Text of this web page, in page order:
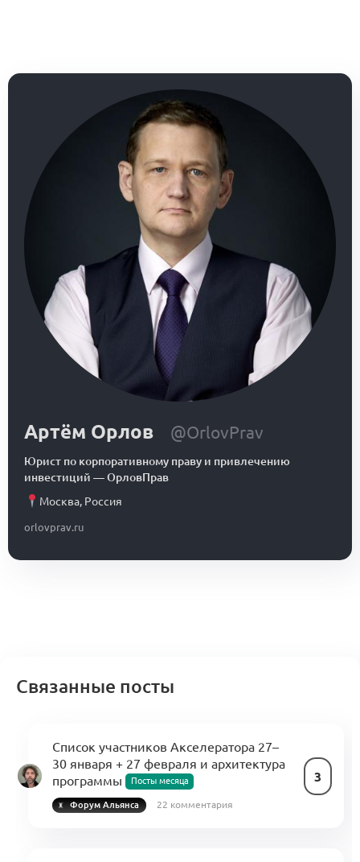
Артём Орлов @OrlovPrav
Юрист по корпоративному праву и привлечению
инвестиций —ОрловПрав
Москва, Россия
orlovprav.ru
Связанные посты
Список участников Акселератора 27–
30 января + 27 февраля и архитектура
программы
Посты месяца 3
Форум Альянса 22 комментария